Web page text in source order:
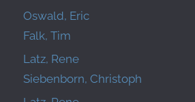
Oswald, Eric
Falk, Tim
Latz, Rene
Siebenborn, Christoph